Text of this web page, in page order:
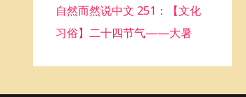
自然而然说中文 251：【文化
习俗】二十四节气——大暑